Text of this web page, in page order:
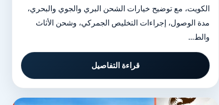
الكويت، مع توضيح خيارات الشحن البري والجوي والبحري،
مدة الوصول، إجراءات التخليص الجمركي، وشحن الأثاث
والط...
قراءة التفاصيل